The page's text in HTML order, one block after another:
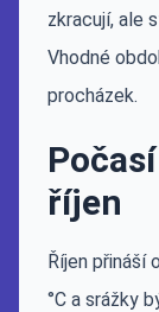
zkracují, ale
Vhodné
procházek.
říjen
Říjen přináší
°C a srážky